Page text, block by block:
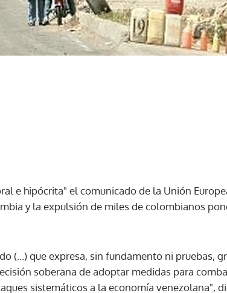
e hipócrita" el comunicado de la Unión
y la expulsión de miles de colombianos
(...) que expresa, sin fundamento ni pruebas,
soberana de adoptar medidas para
sistemáticos a la economía venezolana",